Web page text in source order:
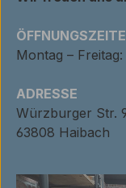
Montag –
ADRESSE
Würzburger Str.
63808 Haibach